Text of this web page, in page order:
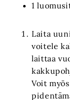
1
Laita
voitele
laittaa
Voit